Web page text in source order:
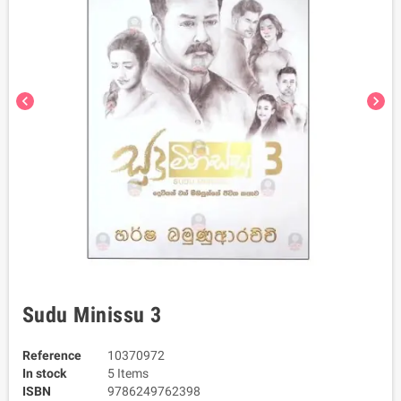
chevron_left chevron_right
Sudu Minissu 3
Reference
10370972
In stock
5 Items
ISBN
9786249762398